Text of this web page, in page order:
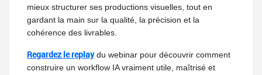
mieux structurer ses productions visuelles, tout en
gardant la main sur la qualité, la précision et la
cohérence des livrables.
Regardez le replaydu webinar pour découvrir comment
construire un workflow IA vraiment utile, maîtrisé et